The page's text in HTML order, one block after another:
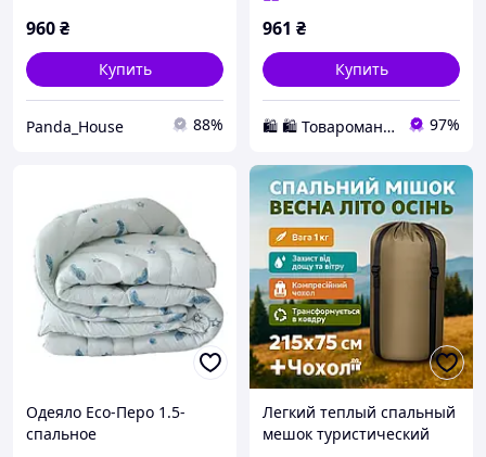
960₴
Купить
Panda_House 88%
961 ₴
Купить
🛍️ 🛍️ Товаромания 🛍️ 🛍️ 97%
Одеяло Eco-Перо 1.5-
спальное
Легкий теплый спальный
мешок туристический